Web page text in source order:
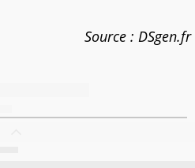
Source : DSgen.fr